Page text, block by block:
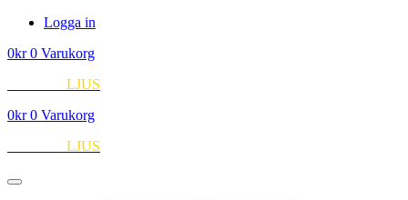
Hoppa
innehåll
Logga in
0kr 0 Varukorg
LJUS
0kr 0 Varukorg
LJUS